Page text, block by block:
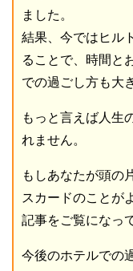
ました。
結果、今ではヒル
ることで、時間と
での過ごし方も大
もっと言えば人生
れません。
もしあなたが頭の
スカードのことが
記事をご覧になっ
今後のホテルでの